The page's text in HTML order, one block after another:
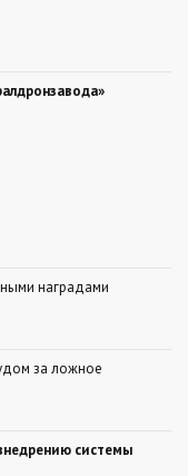
наградами
за ложное
системы